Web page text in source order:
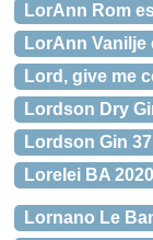
LorAnn Rom
LorAnn Vanilje
Lord, give me
Lordson Dry
Lordson Gin
Lorelei BA 2020
Lornano Le